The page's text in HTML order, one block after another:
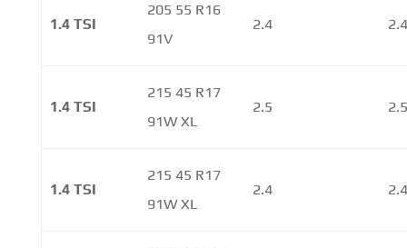
1.4 TSI
205 55 R16
91V
2.4
1.4 TSI
215 45 R17
91W XL
2.5
1.4 TSI
215 45 R17
91W XL
2.4